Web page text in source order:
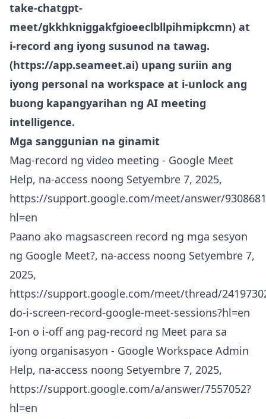
take-chatgpt-
meet/gkkhkniggakfgioeeclbllpihmipkcmn) at
i-record ang iyong susunod na tawag.
(https://app.seameet.ai) upang suriin ang
iyong personal na workspace at i-unlock ang
buong kapangyarihan ng AI meeting
intelligence.
Mga sanggunian na ginamit
Mag-record ng video meeting - Google Meet
Help, na-access noong Setyembre 7, 2025,
https://support.google.com/meet/answer/
hl=en
Paano ako magsascreen record ng mga sesyon
ng Google Meet?, na-access noong Setyembre 7,
2025,
https://support.google.com/meet/thread/
do-i-screen-record-google-meet-sessions?hl=en
I-on o i-off ang pag-record ng Meet para sa
iyong organisasyon - Google Workspace Admin
Help, na-access noong Setyembre 7, 2025,
https://support.google.com/a/answer/7557052?
hl=en